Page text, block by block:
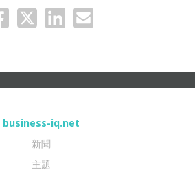
business-iq.net
新聞
主題